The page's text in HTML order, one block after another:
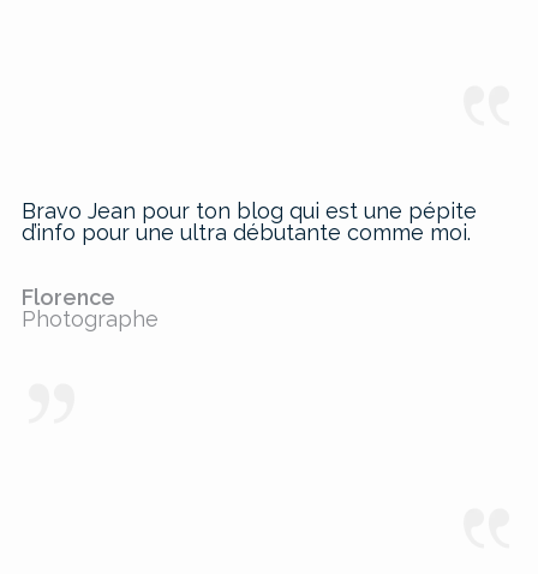
Bravo Jean pour ton blog qui est une pépite
d’info pour une ultra débutante comme moi.
Florence
Photographe